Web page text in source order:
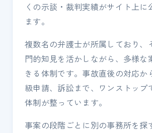
くの示談・裁判実績がサイト上に
ます。
複数名の弁護士が所属しており、
門的知見を活かしながら、多様な
きる体制です。事故直後の対応か
級申請、訴訟まで、ワンストップ
体制が整っています。
事案の段階ごとに別の事務所を探